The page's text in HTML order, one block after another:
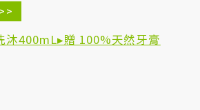
沐400mL▸贈 100%天然牙膏